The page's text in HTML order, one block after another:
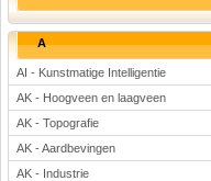
Handvaardigheid en Tekenen
Kunst en Cultuur
Levensbeschouwing
Lichamelijke opvoeding
Muziek
Natuurkunde
A
AI - Kunstmatige Intelligentie
AK - Hoogveen en laagveen
AK - Topografie
AK - Aardbevingen
AK - Industrie